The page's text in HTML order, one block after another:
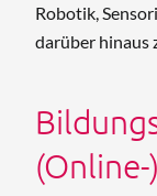
Robotik,
darüber hinaus